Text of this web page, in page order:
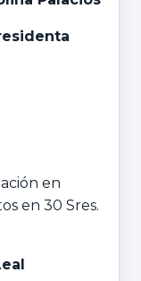
en
en 30 Sres.